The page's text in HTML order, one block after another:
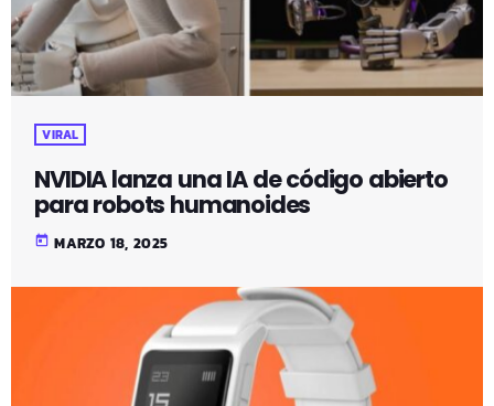
VIRAL
NVIDIA lanza una IA de código abierto
para robots humanoides
today MARZO 18, 2025